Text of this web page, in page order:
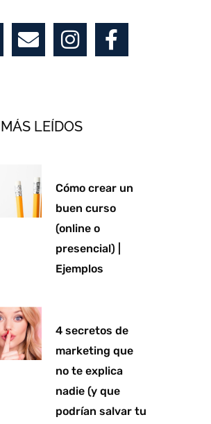
E
n
v
o
I
n
s
g
m
F
a
c
-
f
LEÍDOS
Cómo crear un
buen curso
(online o
presencial) |
Ejemplos
4 secretos de
marketing que
no te explica
nadie (y que
podrían salvar tu